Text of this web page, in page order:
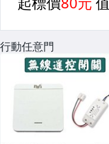
行動任意門